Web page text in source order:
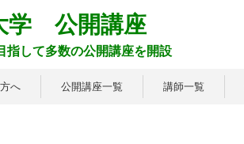
学 公開講座
指して多数の公開講座を開設
へ 公開講座一覧 講師一覧